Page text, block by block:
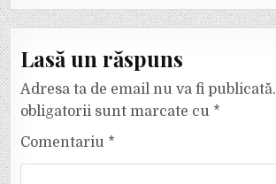
Lasă un răspuns
Adresa ta de email nu va fi publicată.
obligatorii sunt marcate cu *
Comentariu *